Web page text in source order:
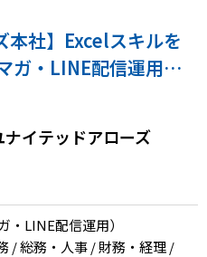
本社】Excelスキルを
ガ・LINE配信運用）
イテッドアローズ
・LINE配信運用）
/ 総務・人事 / 財務・経理 /